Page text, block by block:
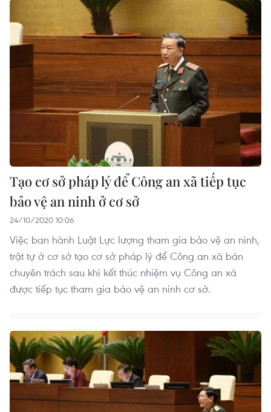
Tạo cơ sở pháp lý để Công an xã tiếp tục
bảo vệ an ninh ở cơ sở
24/10/2020 10:06
Việc ban hành Luật Lực lượng tham gia bảo vệ an ninh,
trật tự ở cơ sở tạo cơ sở pháp lý để Công an xã bán
chuyên trách sau khi kết thúc nhiệm vụ Công an xã
được tiếp tục tham gia bảo vệ an ninh cơ sở.